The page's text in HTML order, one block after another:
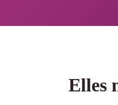
Elles